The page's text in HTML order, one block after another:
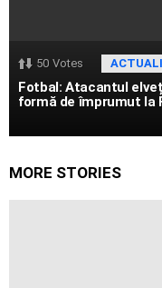
50 Votes
Fotbal: Atacantul
formă de împrumut la
MORE STORIES